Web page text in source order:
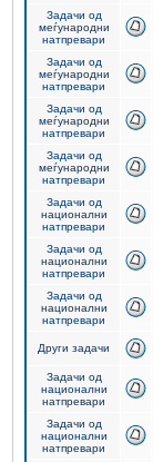
Задачи од
меѓународни
натпревари
Задачи од
меѓународни
натпревари
Задачи од
меѓународни
натпревари
Задачи од
меѓународни
натпревари
Задачи од
национални
натпревари
Задачи од
национални
натпревари
Задачи од
национални
натпревари
Други задачи
Задачи од
национални
натпревари
Задачи од
национални
натпревари